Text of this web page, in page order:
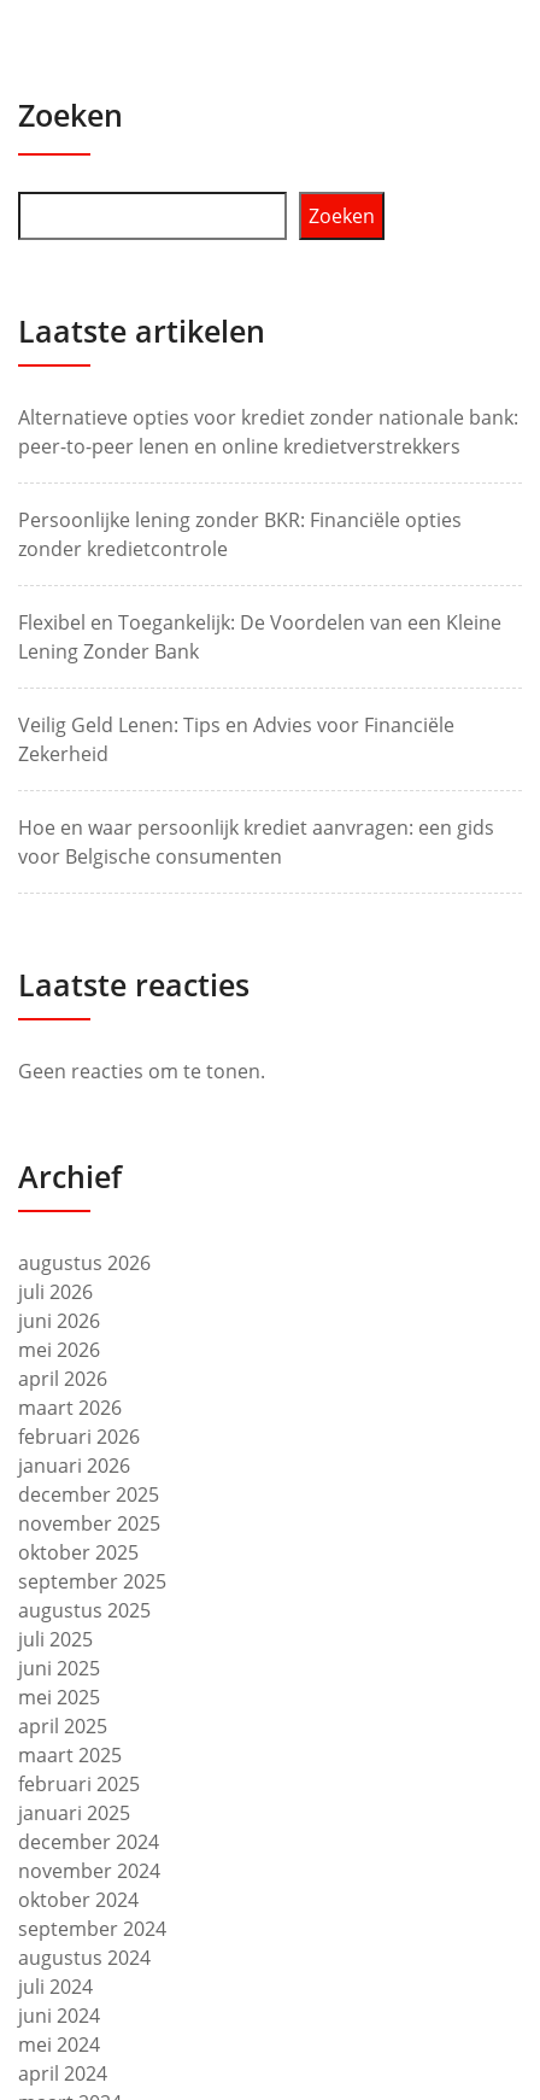
Zoeken
Zoeken
Laatste artikelen
Alternatieve opties voor krediet zonder nationale bank:
peer-to-peer lenen en online kredietverstrekkers
Persoonlijke lening zonder BKR: Financiële opties
zonder kredietcontrole
Flexibel en Toegankelijk: De Voordelen van een Kleine
Lening Zonder Bank
Veilig Geld Lenen: Tips en Advies voor Financiële
Zekerheid
Hoe en waar persoonlijk krediet aanvragen: een gids
voor Belgische consumenten
Laatste reacties
Geen reacties om te tonen.
Archief
augustus 2026
juli 2026
juni 2026
mei 2026
april 2026
maart 2026
februari 2026
januari 2026
december 2025
november 2025
oktober 2025
september 2025
augustus 2025
juli 2025
juni 2025
mei 2025
april 2025
maart 2025
februari 2025
januari 2025
december 2024
november 2024
oktober 2024
september 2024
augustus 2024
juli 2024
juni 2024
mei 2024
april 2024